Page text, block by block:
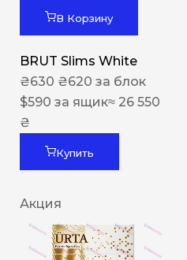
В Корзину
BRUT Slims White
₴630 ₴620 за блок
$590 за ящик≈ 26 550
₴
Купить
Акция